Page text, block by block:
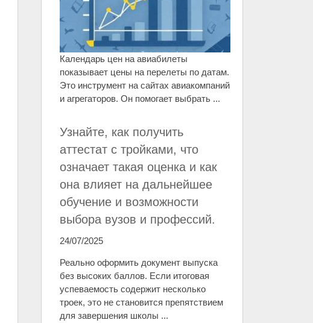
Календарь цен на авиабилеты
показывает цены на перелеты по датам.
Это инструмент на сайтах авиакомпаний
и агрегаторов. Он помогает выбрать ...
Узнайте, как получить
аттестат с тройками, что
означает такая оценка и как
она влияет на дальнейшее
обучение и возможности
выбора вузов и профессий.
24/07/2025
Реально оформить документ выпуска
без высоких баллов. Если итоговая
успеваемость содержит несколько
троек, это не становится препятствием
для завершения школы ...